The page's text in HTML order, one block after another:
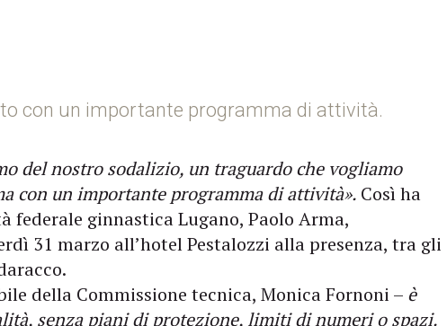
con un importante programma di attività.
del nostro sodalizio, un traguardo che vogliamo
con un importante programma di attività». Così ha
federale ginnastica Lugano, Paolo Arma,
31 marzo all’hotel Pestalozzi alla presenza, tra gli
della Commissione tecnica, Monica Fornoni – è
senza piani di protezione, limiti di numeri o spazi.